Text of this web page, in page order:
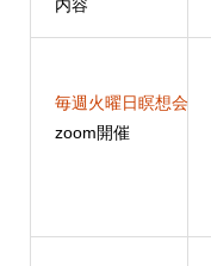
内容
毎週火曜日瞑想会
zoom開催